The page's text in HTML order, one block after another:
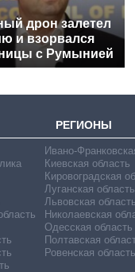
дрон залетел
и взорвался
с Румынией
РЕГИОНЫ
Ивано-
Киевская область
Кировоградская
Луганская область
Львовская область
Николаевская
Одесская область
Полтавская
Ровенская область